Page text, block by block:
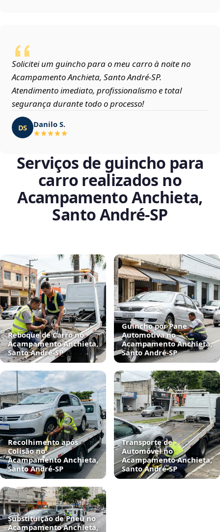
Solicitei um guincho para o meu carro à noite no
Acampamento Anchieta, Santo André‑SP.
Atendimento imediato, profissionalismo e total
segurança durante todo o processo!
DS Danilo S.
Serviços de guincho para
carro realizados no
Acampamento Anchieta,
Santo André‑SP
Reboque de Carro no
Acampamento Anchieta,
Santo André‑SP
Guincho por Pane
Automotiva no
Acampamento Anchieta,
Santo André‑SP
Recolhimento após
Colisão no
Acampamento Anchieta,
Santo André‑SP
Transporte de
Automóvel no
Acampamento Anchieta,
Santo André‑SP
Substituição de Pneu no
Acampamento Anchieta,